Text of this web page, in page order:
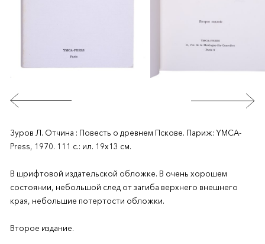
Зуров Л. Отчина : Повесть о древнем Пскове. Париж: YMCA-
Press, 1970. 111 c.: ил. 19х13 см.
В шрифтовой издательской обложке. В очень хорошем
состоянии, небольшой след от загиба верхнего внешнего
края, небольшие потертости обложки.
Второе издание.